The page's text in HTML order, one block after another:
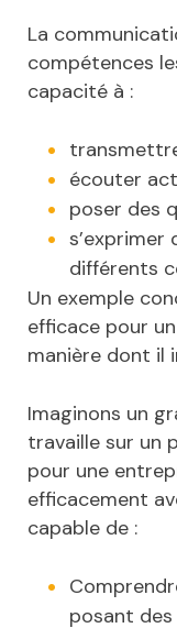
La
compétences
capacité à :
écouter
poser des
s’exprimer
différents
Un exemple
efficace pour
manière dont il
Imaginons un
travaille sur un
pour une
efficacement
capable de :
posant